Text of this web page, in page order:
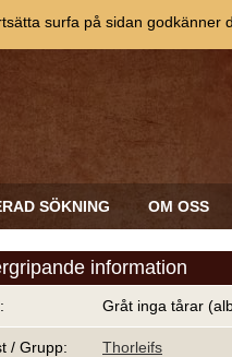
SÖKNING OM OSS
information
Gråt inga tårar
/ Grupp: Thorleifs
surfa på sidan godkänner